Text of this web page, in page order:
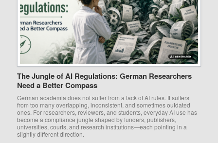
The Jungle of AI Regulations: German Researchers
Need a Better Compass
German academia does not suffer from a lack of AI rules. It suffers
from too many overlapping, inconsistent, and sometimes outdated
ones. For researchers, reviewers, and students, everyday AI use has
become a compliance jungle shaped by funders, publishers,
universities, courts, and research institutions—each pointing in a
slightly different direction.